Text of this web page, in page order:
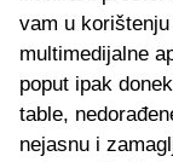
vam u
multimedijalne
poput ipak
table,
nejasnu i